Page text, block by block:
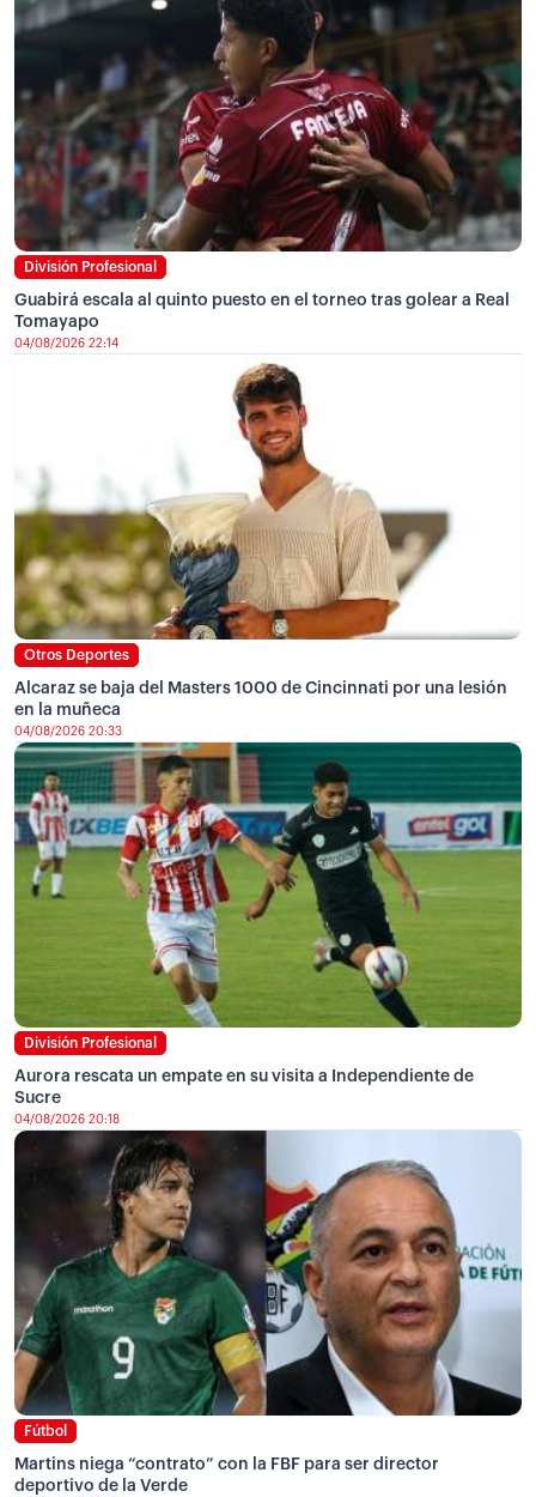
División Profesional
Guabirá escala al quinto puesto en el torneo tras golear a Real
Tomayapo
04/08/2026 22:14
Otros Deportes
Alcaraz se baja del Masters 1000 de Cincinnati por una lesión
en la muñeca
04/08/2026 20:33
División Profesional
Aurora rescata un empate en su visita a Independiente de
Sucre
04/08/2026 20:18
Fútbol
Martins niega “contrato” con la FBF para ser director
deportivo de la Verde